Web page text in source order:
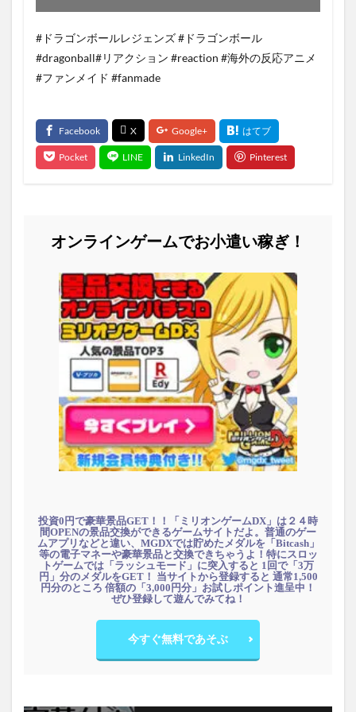
#ドラゴンボールレジェンズ #ドラゴンボール
#dragonball#リアクション #reaction #海外の反応アニメ
#ファンメイド #fanmade
オンラインゲームでお小遣い稼ぎ！
投資0円で豪華景品GET！！「ミリオンゲームDX」は２４時
間OPENの景品交換ができるゲームサイトだよ。普通のゲー
ムアプリなどと違い、MGDXでは貯めたメダルを「Bitcash」
等の電子マネーや豪華景品と交換できちゃうよ！特にスロッ
トゲームでは「ラッシュモード」に突入すると 1回で「3万
円」分のメダルをGET！ 当サイトから登録すると 通常1,500
円分のところ 倍額の「3,000円分」お試しポイント進呈中！
ぜひ登録して遊んでみてね！
今すぐ無料であそぶ